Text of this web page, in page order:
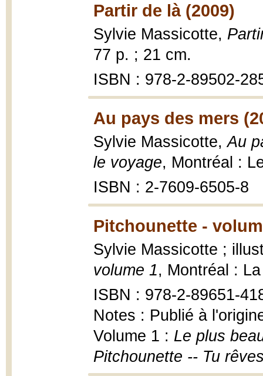
Partir de là (2009)
Sylvie Massicotte,
77 p. ; 21 cm.
ISBN : 978-2-89502-
Au pays des mers
Sylvie Massicotte,Au
le voyage, Montréal :
ISBN : 2-7609-6505-8
Pitchounette -
Sylvie Massicotte ;
volume 1, Montréal :
ISBN : 978-2-89651-
Notes : Publié à
Volume 1 : Le plus
Pitchounette -- Tu